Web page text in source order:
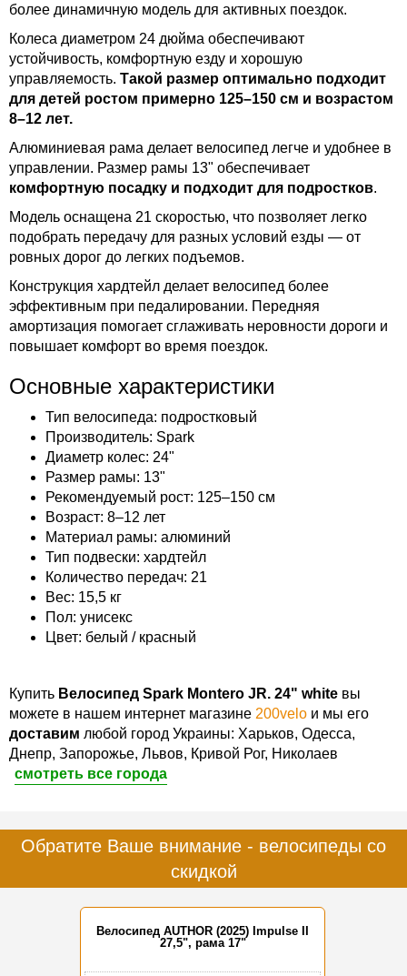
более динамичную модель для активных поездок.
Колеса диаметром 24 дюйма обеспечивают
устойчивость, комфортную езду и хорошую
управляемость. Такой размер оптимально подходит
для детей ростом примерно 125–150 см и возрастом
8–12 лет.
Алюминиевая рама делает велосипед легче и удобнее в
управлении. Размер рамы 13" обеспечивает
комфортную посадку и подходит для подростков.
Модель оснащена 21 скоростью, что позволяет легко
подобрать передачу для разных условий езды — от
ровных дорог до легких подъемов.
Конструкция хардтейл делает велосипед более
эффективным при педалировании. Передняя
амортизация помогает сглаживать неровности дороги и
повышает комфорт во время поездок.
Основные характеристики
Тип велосипеда: подростковый
Производитель: Spark
Диаметр колес: 24"
Размер рамы: 13"
Рекомендуемый рост: 125–150 см
Возраст: 8–12 лет
Материал рамы: алюминий
Тип подвески: хардтейл
Количество передач: 21
Вес: 15,5 кг
Пол: унисекс
Цвет: белый / красный
Купить Велосипед Spark Montero JR. 24" white вы
можете в нашем интернет магазине 200velo и мы его
доставим любой город Украины: Харьков, Одесса,
Днепр, Запорожье, Львов, Кривой Рог, Николаев
смотреть все города
Обратите Ваше внимание - велосипеды со
скидкой
Велосипед AUTHOR (2025) Impulse II
27,5", рама 17"